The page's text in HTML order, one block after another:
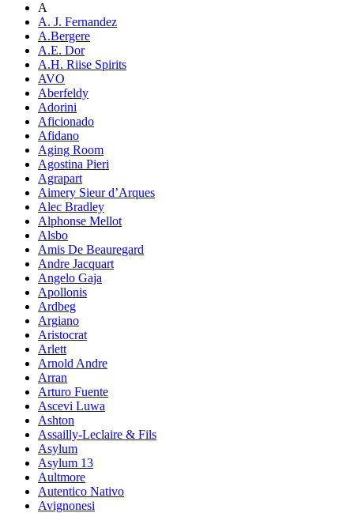
A
A. J. Fernandez
A.Bergere
A.E. Dor
A.H. Riise Spirits
AVO
Aberfeldy
Adorini
Aficionado
Afidano
Aging Room
Agostina Pieri
Agrapart
Aimery Sieur d’Arques
Alec Bradley
Alphonse Mellot
Alsbo
Amis De Beauregard
Andre Jacquart
Angelo Gaja
Apollonis
Ardbeg
Argiano
Aristocrat
Arlett
Arnold Andre
Arran
Arturo Fuente
Ascevi Luwa
Ashton
Assailly-Leclaire & Fils
Asylum
Asylum 13
Aultmore
Autentico Nativo
Avignonesi